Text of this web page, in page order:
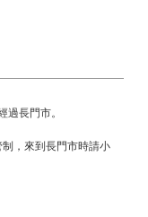
長門市。
，來到長門市時請小